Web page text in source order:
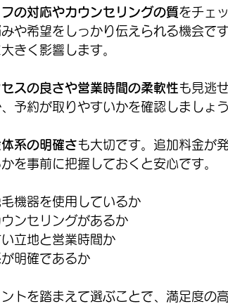
の対応やカウンセリングの質をチェ
や希望をしっかり伝えられる機会で
きく影響します。
スの良さや営業時間の柔軟性も見逃
予約が取りやすいかを確認しましょう
系の明確さも大切です。追加料金が
を事前に把握しておくと安心です。
機器を使用しているか
ンセリングがあるか
立地と営業時間か
明確であるか
トを踏まえて選ぶことで、満足度の